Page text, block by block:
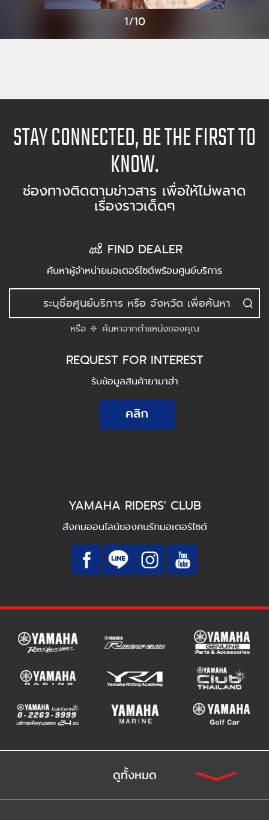
1/10
STAY CONNECTED, BE THE FIRST TO
KNOW.
ช่องทางติดตามข่าวสาร เพื่อให้ไม่พลาด
เรื่องราวเด็ดๆ
FIND DEALER
ค้นหาผู้จำหน่ายมอเตอร์ไซต์พร้อมศูนย์บริการ
หรือ ค้นหาจากตำแหน่งของคุณ
REQUEST FOR INTEREST
รับข้อมูลสินค้ายามาฮ่า
คลิก
YAMAHA RIDERS' CLUB
สังคมออนไลน์ของคนรักมอเตอร์ไซต์
ดูทั้งหมด